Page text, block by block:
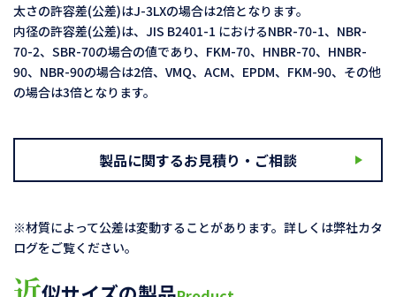
太さの許容差(公差)はJ-3LXの場合は2倍となります。
内径の許容差(公差)は、JIS B2401-1 におけるNBR-70-1、NBR-
70-2、SBR-70の場合の値であり、FKM-70、HNBR-70、HNBR-
90、NBR-90の場合は2倍、VMQ、ACM、EPDM、FKM-90、その他
の場合は3倍となります。
製品に関するお見積り・ご相談
※材質によって公差は変動することがあります。詳しくは弊社カタ
ログをご覧ください。
近